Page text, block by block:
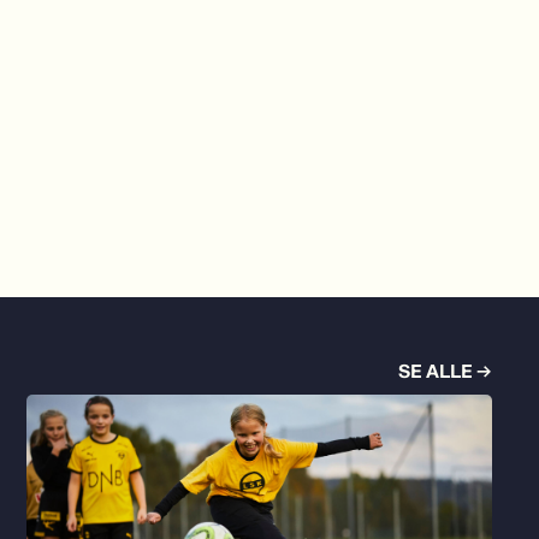
SE ALLE →